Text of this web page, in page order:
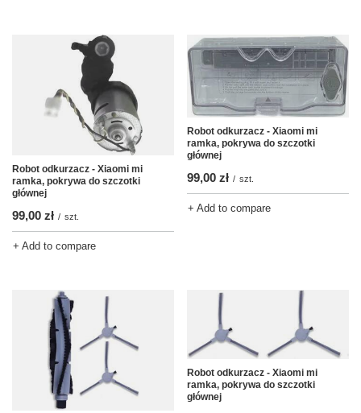
Robot odkurzacz - Xiaomi mi
ramka, pokrywa do szczotki
głównej
99,00 zł / szt.
+ Add to compare
Robot odkurzacz - Xiaomi mi
ramka, pokrywa do szczotki
głównej
99,00 zł / szt.
+ Add to compare
Robot odkurzacz - Xiaomi mi
ramka, pokrywa do szczotki
głównej